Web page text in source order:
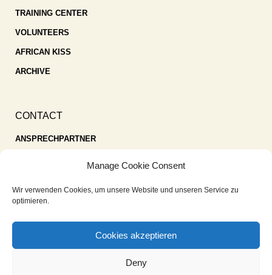
Manage Cookie Consent
Wir verwenden Cookies, um unsere Website und unseren Service zu
optimieren.
Cookies akzeptieren
Deny
TRAINING CENTER
VOLUNTEERS
AFRICAN KISS
ARCHIVE
CONTACT
ANSPRECHPARTNER
IMPRESSUM
COOKIE-RICHTLINIE (EU)